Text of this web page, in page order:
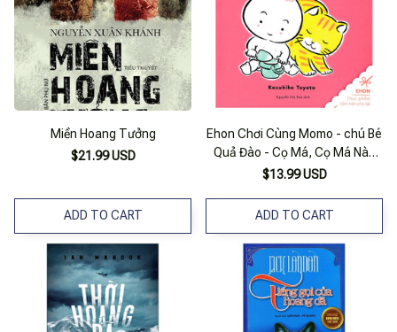
Miền Hoang Tưởng
$21.99 USD
ADD TO CART
Ehon Chơi Cùng Momo - chú Bé
Quả Đào - Cọ Má, Cọ Má Nào
(tái Bản 2022)
$13.99 USD
ADD TO CART